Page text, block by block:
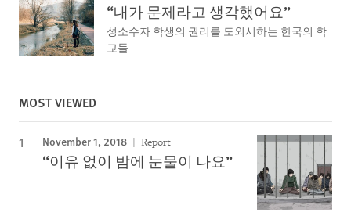
“내가 문제라고 생각했어요”
성소수자 학생의 권리를 도외시하는 한국의 학
교들
MOST VIEWED
November 1, 2018 Report
“이유 없이 밤에 눈물이 나요”